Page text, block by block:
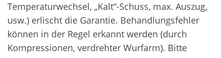
Temperaturwechsel, „Kalt“-Schuss, max. Auszug,
usw.) erlischt die Garantie. Behandlungsfehler
können in der Regel erkannt werden (durch
Kompressionen, verdrehter Wurfarm). Bitte